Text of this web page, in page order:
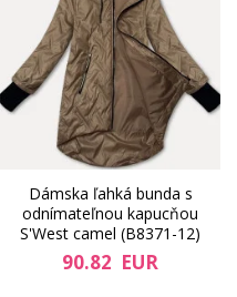
Dámska ľahká bunda s
odnímateľnou kapucňou
S'West camel (B8371-12)
90.82 EUR